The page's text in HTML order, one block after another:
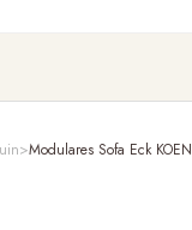
Modulares Sofa Eck KOEN